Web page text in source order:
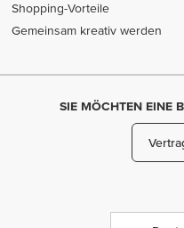
Shopping-Vorteile
Gemeinsam kreativ werden
SIE MÖCHTEN EINE